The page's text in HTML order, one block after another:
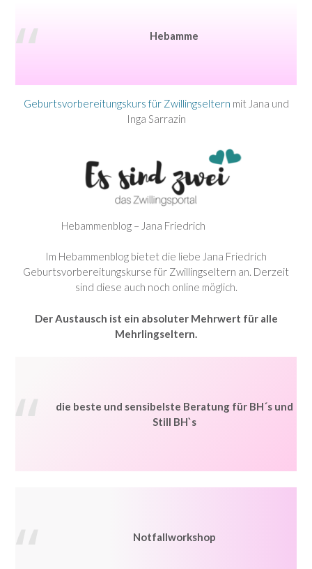
Hebamme
Geburtsvorbereitungskurs für Zwillingseltern mit Jana und
Inga Sarrazin
Hebammenblog – Jana Friedrich
Im Hebammenblog bietet die liebe Jana Friedrich
Geburtsvorbereitungskurse für Zwillingseltern an. Derzeit
sind diese auch noch online möglich.
Der Austausch ist ein absoluter Mehrwert für alle
Mehrlingseltern.
die beste und sensibelste Beratung für BH´s und
Still BH`s
Notfallworkshop